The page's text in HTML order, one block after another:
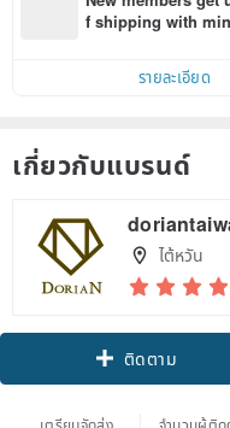
f shipping with
within 7 days!
รายละเอียด
เกี่ยวกับแบรนด์
ไต้หวัน
ติดตาม
เตรียมจัดส่ง
จำนวนผู้ติด